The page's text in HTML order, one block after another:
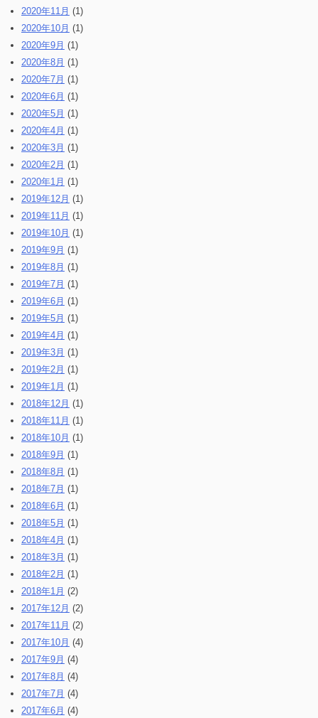
2020年11月 (1)
2020年10月 (1)
2020年9月 (1)
2020年8月 (1)
2020年7月 (1)
2020年6月 (1)
2020年5月 (1)
2020年4月 (1)
2020年3月 (1)
2020年2月 (1)
2020年1月 (1)
2019年12月 (1)
2019年11月 (1)
2019年10月 (1)
2019年9月 (1)
2019年8月 (1)
2019年7月 (1)
2019年6月 (1)
2019年5月 (1)
2019年4月 (1)
2019年3月 (1)
2019年2月 (1)
2019年1月 (1)
2018年12月 (1)
2018年11月 (1)
2018年10月 (1)
2018年9月 (1)
2018年8月 (1)
2018年7月 (1)
2018年6月 (1)
2018年5月 (1)
2018年4月 (1)
2018年3月 (1)
2018年2月 (1)
2018年1月 (2)
2017年12月 (2)
2017年11月 (2)
2017年10月 (4)
2017年9月 (4)
2017年8月 (4)
2017年7月 (4)
2017年6月 (4)